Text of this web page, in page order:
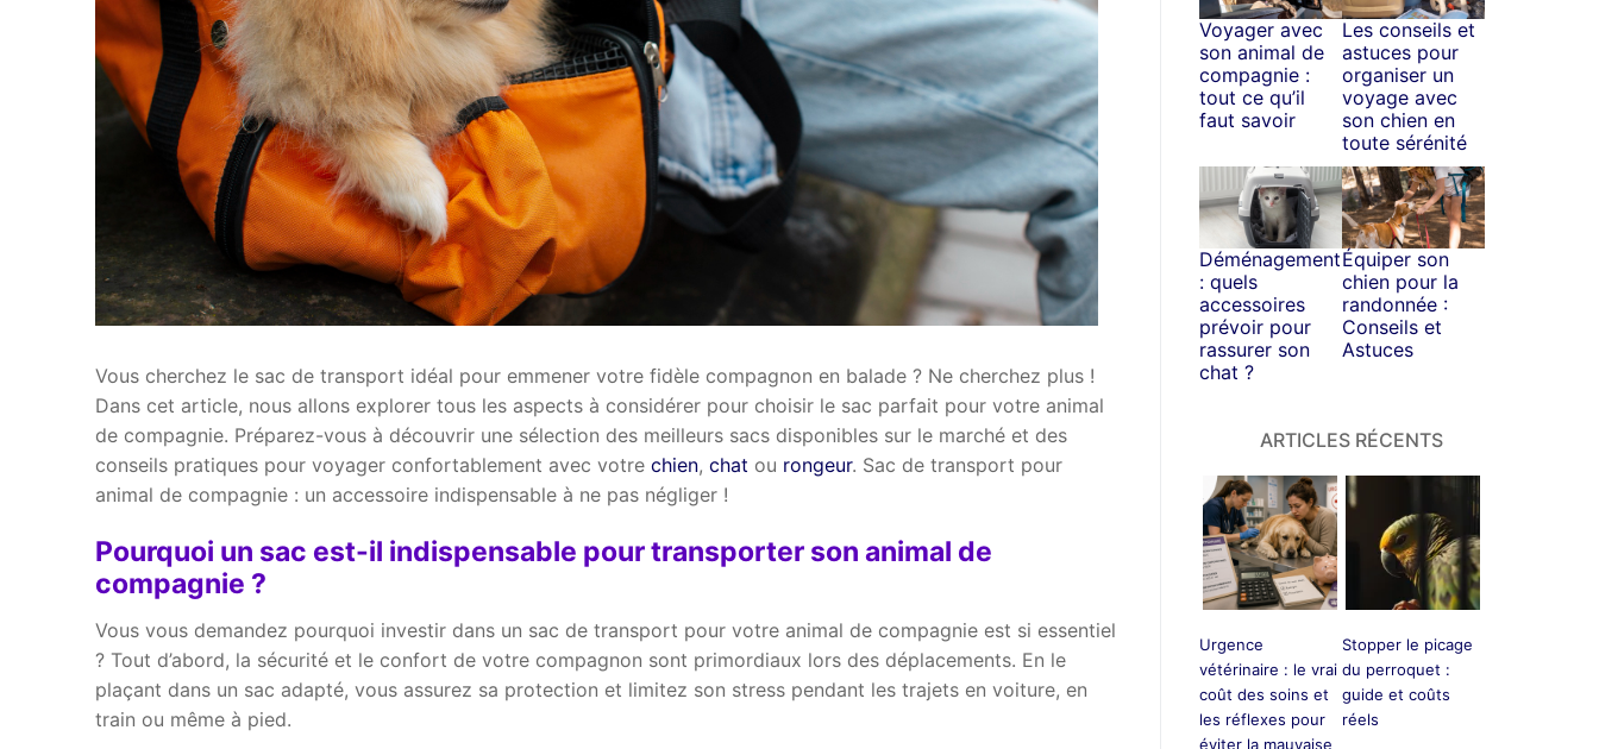
Vous cherchez le sac de transport idéal pour emmener votre fidèle compagnon en balade ? Ne cherchez plus !
Dans cet article, nous allons explorer tous les aspects à considérer pour choisir le sac parfait pour votre animal
de compagnie. Préparez-vous à découvrir une sélection des meilleurs sacs disponibles sur le marché et des
conseils pratiques pour voyager confortablement avec votre chien, chat ou rongeur. Sac de transport pour
animal de compagnie : un accessoire indispensable à ne pas négliger !
Pourquoi un sac est-il indispensable pour transporter son animal de
compagnie ?
Vous vous demandez pourquoi investir dans un sac de transport pour votre animal de compagnie est si essentiel
? Tout d’abord, la sécurité et le confort de votre compagnon sont primordiaux lors des déplacements. En le
plaçant dans un sac adapté, vous assurez sa protection et limitez son stress pendant les trajets en voiture, en
train ou même à pied.
Voyager avec
son animal de
compagnie :
tout ce qu’il
faut savoir
Les conseils et
astuces pour
organiser un
voyage avec
son chien en
toute sérénité
Déménagement
: quels
accessoires
prévoir pour
rassurer son
chat ?
Équiper son
chien pour la
randonnée :
Conseils et
Astuces
ARTICLES RÉCENTS
Urgence
vétérinaire : le vrai
coût des soins et
les réflexes pour
éviter la mauvaise
Stopper le picage
du perroquet :
guide et coûts
réels